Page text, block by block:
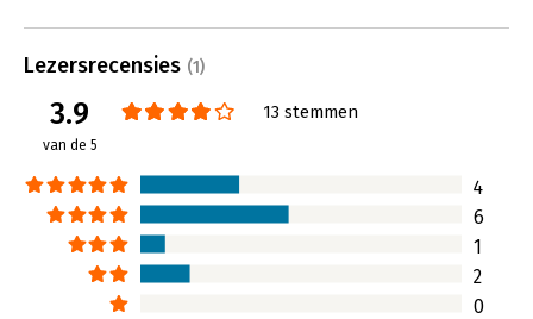
een fascinatie voor het gedrag van
gedrag kunt beïnvloeden.
Lees verder
Lezersrecensies (1)
3.9
van de 5
13 stemmen
4
6
1
2
0